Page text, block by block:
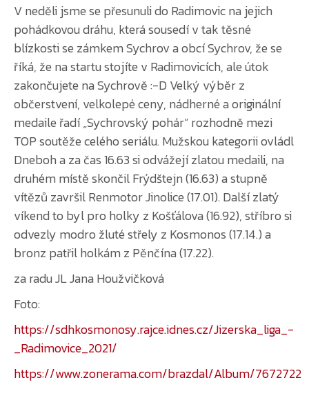
V neděli jsme se přesunuli do Radimovic na jejich
pohádkovou dráhu, která sousedí v tak těsné
blízkosti se zámkem Sychrov a obcí Sychrov, že se
říká, že na startu stojíte v Radimovicích, ale útok
zakončujete na Sychrově :-D Velký výběr z
občerstvení, velkolepé ceny, nádherné a originální
medaile řadí „Sychrovský pohár“ rozhodně mezi
TOP soutěže celého seriálu. Mužskou kategorii ovládl
Dneboh a za čas 16.63 si odvážejí zlatou medaili, na
druhém místě skončil Frýdštejn (16.63) a stupně
vítězů završil Renmotor Jinolice (17.01). Další zlatý
víkend to byl pro holky z Košťálova (16.92), stříbro si
odvezly modro žluté střely z Kosmonos (17.14.) a
bronz patřil holkám z Pěnčína (17.22).
za radu JL Jana Houžvičková
Foto:
https://sdhkosmonosy.rajce.idnes.cz/Jizerska_liga_-
_Radimovice_2021/
https://www.zonerama.com/brazdal/Album/7672722